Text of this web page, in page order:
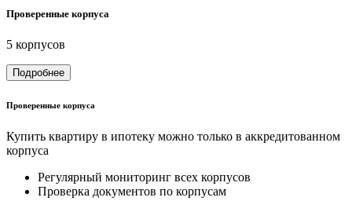
Проверенные корпуса
5 корпусов
Подробнее
Проверенные корпуса
Купить квартиру в ипотеку можно только в аккредитованном
корпуса
Регулярный мониторинг всех корпусов
Проверка документов по корпусам